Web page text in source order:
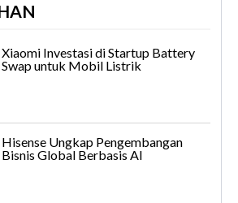
Xiaomi Investasi di Startup Battery
Swap untuk Mobil Listrik
Hisense Ungkap Pengembangan
Bisnis Global Berbasis AI